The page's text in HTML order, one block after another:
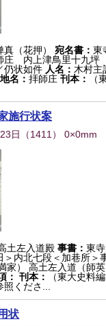
（花押） 宛名書：東
庄 内上津鳥里十九
仍状如件 人名： 木村主
地名：拝師庄 刊本：
（
施行状案
日 （1411 ） 0×0mm
土左入道殿 事書：東
内北七段＜加巷所＞
家） 高土左入道（師英
： 刊本：
（東大史料
くださ...
状